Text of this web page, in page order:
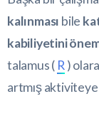
kalınması bile
kabiliyetini
talamus ( R)
artmış aktiviteye